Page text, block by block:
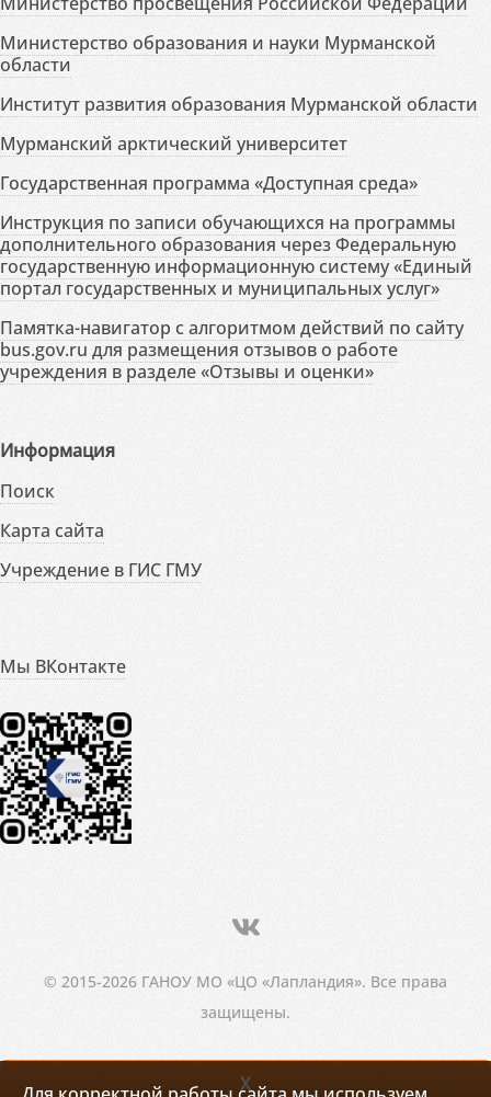
Министерство образования и науки Мурманской
области
Институт развития образования Мурманской области
Мурманский арктический университет
Государственная программа «Доступная среда»
Инструкция по записи обучающихся на программы
дополнительного образования через Федеральную
государственную информационную систему «Единый
портал государственных и муниципальных услуг»
Памятка-навигатор с алгоритмом действий по сайту
bus.gov.ru для размещения отзывов о работе
учреждения в разделе «Отзывы и оценки»
Информация
Поиск
Карта сайта
Учреждение в ГИС ГМУ
Мы ВКонтакте
© 2015-2026 ГАНОУ МО «ЦО «Лапландия». Все права
защищены.
X